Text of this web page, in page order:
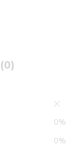
0%
0%